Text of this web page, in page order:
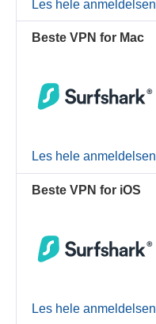
Les hele anmeldelsen
Beste VPN for Mac
Les hele anmeldelsen
Beste VPN for iOS
Les hele anmeldelsen